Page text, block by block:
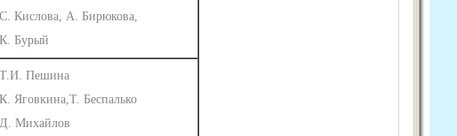
С. Кислова, А. Бирюкова,
К. Бурый
Т.И. Пешина
К. Яговкина,Т. Беспалько
Д. Михайлов